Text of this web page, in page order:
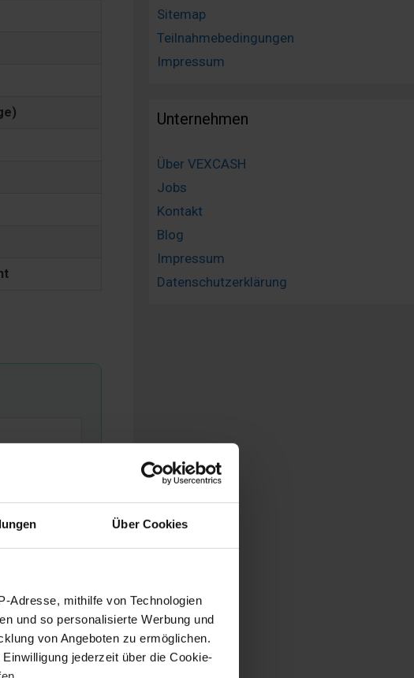
Über Cookies
Adresse, mithilfe von Technologien
und so personalisierte Werbung und
von Angeboten zu ermöglichen.
jederzeit über die Cookie-
enthalten.
Sitemap
Teilnahmebedingungen
Impressum
Unternehmen
Über VEXCASH
Jobs
Kontakt
Blog
Impressum
Datenschutzerklärung